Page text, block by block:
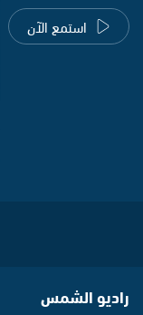
استمع الآن
راديو الشمس